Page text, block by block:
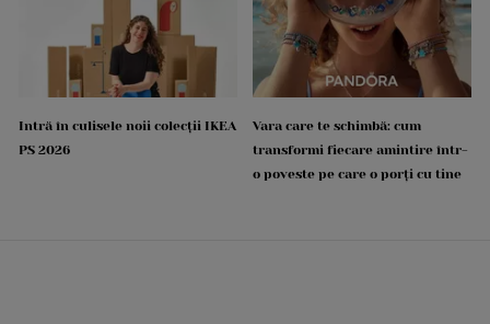
Intră în culisele noii colecții IKEA
PS 2026
Vara care te schimbă: cum
transformi fiecare amintire într-
o poveste pe care o porți cu tine